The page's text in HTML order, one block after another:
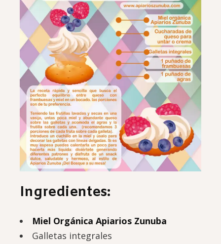
Ingredientes:
Miel Orgánica Apiarios Zunuba
Galletas integrales